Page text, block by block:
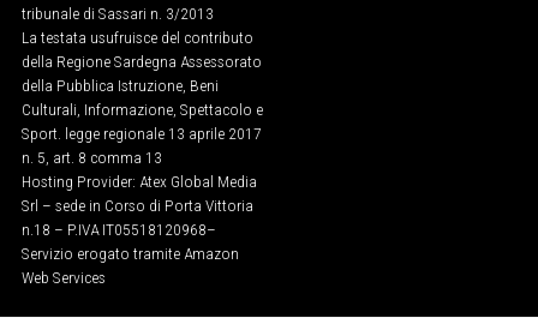
tribunale di Sassari n. 3/2013
La testata usufruisce del contributo
della Regione Sardegna Assessorato
della Pubblica Istruzione, Beni
Culturali, Informazione, Spettacolo e
Sport. legge regionale 13 aprile 2017
n. 5, art. 8 comma 13
Hosting Provider: Atex Global Media
Srl – sede in Corso di Porta Vittoria
n.18 – P.IVA IT05518120968​–
Servizio erogato tramite Amazon
Web Services